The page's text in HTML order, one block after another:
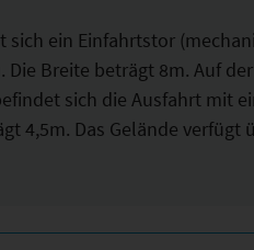
ein Einfahrtstor
Die Breite beträgt 8m. Auf der
sich die Ausfahrt mit
4,5m. Das Gelände verfügt